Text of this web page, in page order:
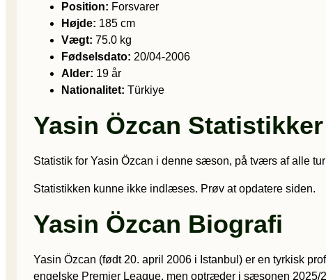
Position: Forsvarer
Højde: 185 cm
Vægt: 75.0 kg
Fødselsdato: 20/04-2006
Alder: 19 år
Nationalitet: Türkiye
Yasin Özcan Statistikker
Statistik for Yasin Özcan i denne sæson, på tværs af alle
Statistikken kunne ikke indlæses. Prøv at opdatere siden.
Yasin Özcan Biografi
Yasin Özcan (født 20. april 2006 i Istanbul) er en tyrkisk
engelske Premier League, men optræder i sæsonen 2025/